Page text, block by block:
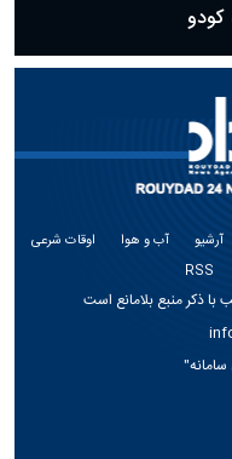
کودو
آرشیو آب و هوا
اوقات شرعی
RSS
ذکر منبع بلامانع است
سامانه"